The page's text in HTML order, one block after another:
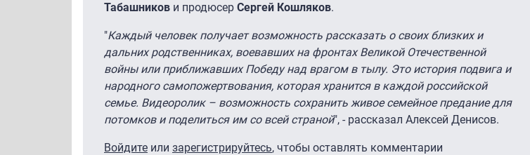
Табашников и продюсер Сергей Кошляков.
"Каждый человек получает возможность рассказать о своих близких и
дальних родственниках, воевавших на фронтах Великой Отечественной
войны или приближавших Победу над врагом в тылу. Это история подвига и
народного самопожертвования, которая хранится в каждой российской
семье. Видеоролик – возможность сохранить живое семейное предание для
потомков и поделиться им со всей страной", - рассказал Алексей Денисов.
Войдите или зарегистрируйтесь, чтобы оставлять комментарии